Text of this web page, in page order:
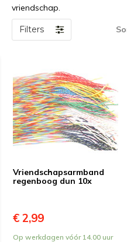
vriendschap.
Filters
Vriendschapsarmband
regenboog dun 10x
€ 2,99
Op werkdagen vóór 14.00 uur